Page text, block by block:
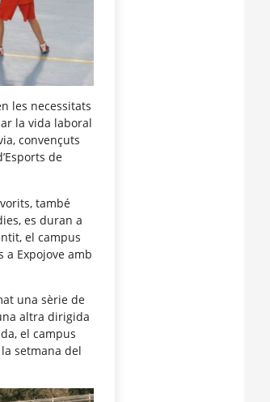
les necessitats
la vida laboral
convençuts
de
també
es duran a
el campus
Expojove amb
una sèrie de
altra dirigida
el campus
setmana del